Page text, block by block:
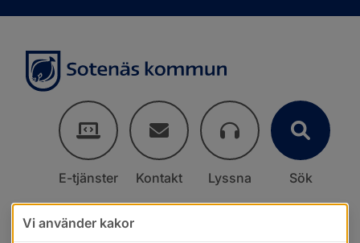
E-tjänster Kontakt Lyssna Sök
Vi använder kakor